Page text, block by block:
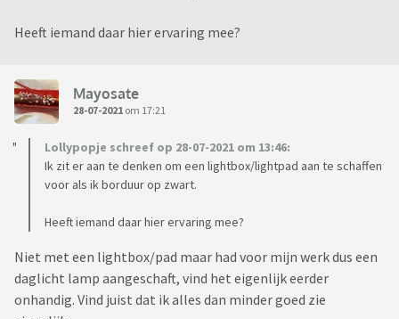
Heeft iemand daar hier ervaring mee?
Mayosate
28-07-2021 om 17:21
Lollypopje schreef op 28-07-2021 om 13:46:
Ik zit er aan te denken om een lightbox/lightpad aan te schaffen
voor als ik borduur op zwart.
Heeft iemand daar hier ervaring mee?
Niet met een lightbox/pad maar had voor mijn werk dus een
daglicht lamp aangeschaft, vind het eigenlijk eerder
onhandig. Vind juist dat ik alles dan minder goed zie